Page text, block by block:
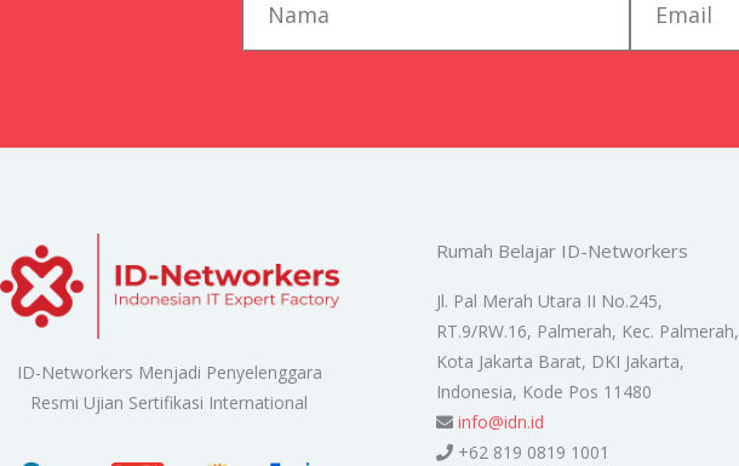
ID-Networkers Menjadi Penyelenggara
Resmi Ujian Sertifikasi International
Rumah Belajar ID-Networkers
Jl. Pal Merah Utara II No.245,
RT.9/RW.16, Palmerah, Kec. Palmerah,
Kota Jakarta Barat, DKI Jakarta,
Indonesia, Kode Pos 11480
info@idn.id
+62 819 0819 1001